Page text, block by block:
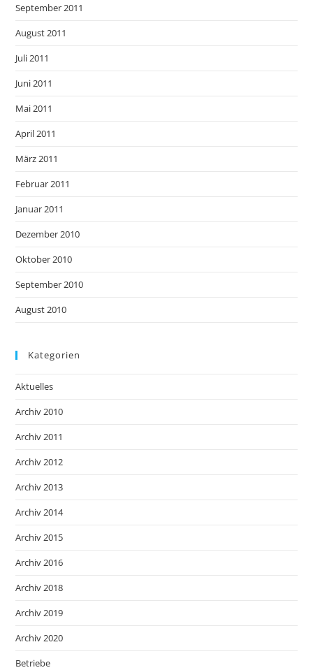
September 2011
August 2011
Juli 2011
Juni 2011
Mai 2011
April 2011
März 2011
Februar 2011
Januar 2011
Dezember 2010
Oktober 2010
September 2010
August 2010
Kategorien
Aktuelles
Archiv 2010
Archiv 2011
Archiv 2012
Archiv 2013
Archiv 2014
Archiv 2015
Archiv 2016
Archiv 2018
Archiv 2019
Archiv 2020
Betriebe